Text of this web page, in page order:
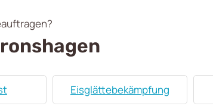
Eisglättebekämpfung